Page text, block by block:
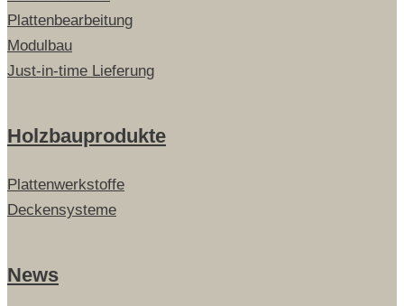
Plattenbearbeitung
Modulbau
Just-in-time Lieferung
Holzbauprodukte
Plattenwerkstoffe
Deckensysteme
News